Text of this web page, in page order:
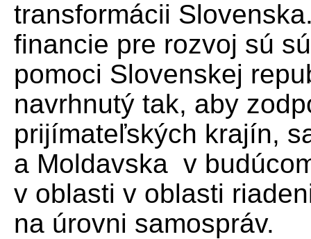
transformácii
financie pre rozvoj sú
pomoci Slovenskej
navrhnutý tak, aby
prijímateľských krajín,
a Moldavska v
v oblasti v oblasti
na úrovni samospráv.